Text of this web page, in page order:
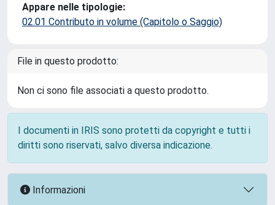
Appare nelle tipologie:
02.01 Contributo in volume (Capitolo o Saggio)
File in questo prodotto:
Non ci sono file associati a questo prodotto.
I documenti in IRIS sono protetti da copyright e tutti i
diritti sono riservati, salvo diversa indicazione.
Informazioni